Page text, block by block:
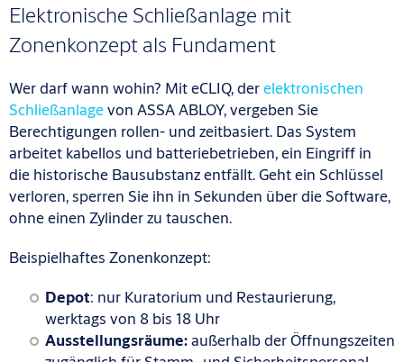
Elektronische Schließanlage mit
Zonenkonzept als Fundament
Wer darf wann wohin? Mit eCLIQ, derelektronischen
Schließanlagevon ASSA ABLOY, vergeben Sie
Berechtigungen rollen- und zeitbasiert. Das System
arbeitet kabellos und batteriebetrieben, ein Eingriff in
die historische Bausubstanz entfällt. Geht ein Schlüssel
verloren, sperren Sie ihn in Sekunden über die Software,
ohne einen Zylinder zu tauschen.
Beispielhaftes Zonenkonzept:
Depot: nur Kuratorium und Restaurierung,
werktags von 8 bis 18 Uhr
Ausstellungsräume:außerhalb der Öffnungszeiten